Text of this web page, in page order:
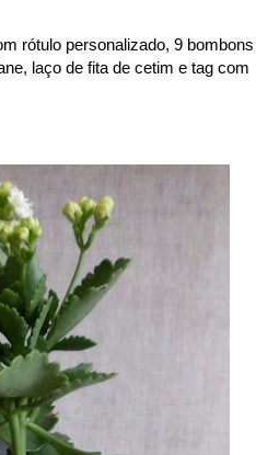
rótulo personalizado, 9 bombons
laço de fita de cetim e tag com